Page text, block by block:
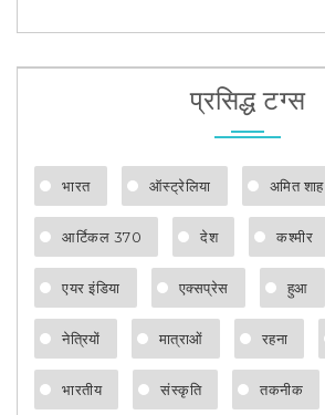
प्रसिद्ध टग्स
भारत ऑस्ट्रेलिया अमित शाह
आर्टिकल 370 देश कश्मीर
एयर इंडिया एक्सप्रेस हुआ
नेत्रियों मात्राओं रहना
भारतीय संस्कृति तकनीक